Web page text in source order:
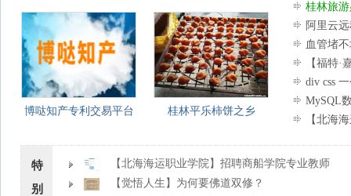
博哒知产专利交易平台 桂林平乐柿饼之乡
桂林旅
江、龙脊
阿里云
户”解决方
血管堵
【福特
div css
MySQL
【北海
特
别
【北海海运职业学院】招聘商船学院专业教师
等若干名
【觉悟人生】为何要佛道双修？